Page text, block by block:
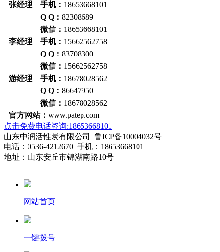
张经理 手机： 18653668101
Q Q： 82308689
微信： 18653668101
李经理 手机： 15662562758
Q Q： 83708300
微信： 15662562758
游经理 手机： 18678028562
Q Q： 86647950
微信： 18678028562
官方网站： www.patep.com
点击免费电话咨询:18653668101
山东中润活性炭有限公司 鲁ICP备10004032号
电话：0536-4212670 手机：18653668101
地址：山东安丘市锦湖南路10号
网站首页
一键拨号